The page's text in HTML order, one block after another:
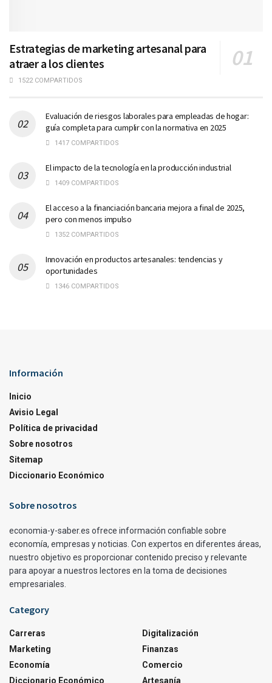
Estrategias de marketing artesanal para
atraer a los clientes
1522 COMPARTIDOS
Evaluación de riesgos laborales para empleadas de hogar:
guía completa para cumplir con la normativa en 2025
1417 COMPARTIDOS
El impacto de la tecnología en la producción industrial
1409 COMPARTIDOS
El acceso a la financiación bancaria mejora a final de 2025,
pero con menos impulso
1352 COMPARTIDOS
Innovación en productos artesanales: tendencias y
oportunidades
1346 COMPARTIDOS
Información
Inicio
Avisio Legal
Política de privacidad
Sobre nosotros
Sitemap
Diccionario Económico
Sobre nosotros
economia-y-saber.es ofrece información confiable sobre
economía, empresas y noticias. Con expertos en diferentes áreas,
nuestro objetivo es proporcionar contenido preciso y relevante
para apoyar a nuestros lectores en la toma de decisiones
empresariales.
Category
Carreras
Marketing
Economía
Diccionario Económico
Digitalización
Finanzas
Comercio
Artesanía